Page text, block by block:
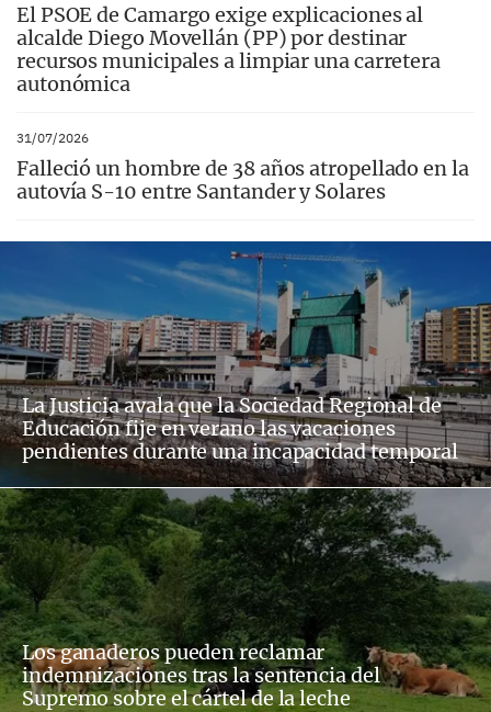
El PSOE de Camargo exige explicaciones al
alcalde Diego Movellán (PP) por destinar
recursos municipales a limpiar una carretera
autonómica
31/07/2026
Falleció un hombre de 38 años atropellado en la
autovía S-10 entre Santander y Solares
La Justicia avala que la Sociedad Regional de
Educación fije en verano las vacaciones
pendientes durante una incapacidad temporal
Los ganaderos pueden reclamar
indemnizaciones tras la sentencia del
Supremo sobre el cártel de la leche